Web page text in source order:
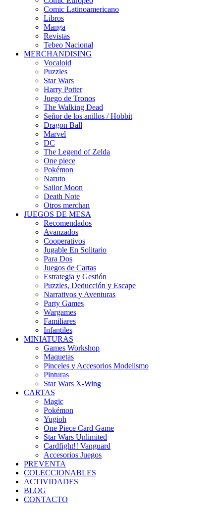
Comic Latinoamericano
Libros
Manga
Revistas
Tebeo Nacional
MERCHANDISING
Vocaloid
Puzzles
Star Wars
Harry Potter
Juego de Tronos
The Walking Dead
Señor de los anillos / Hobbit
Dragon Ball
Marvel
DC
The Legend of Zelda
One piece
Pokémon
Naruto
Sailor Moon
Death Note
Otros merchan
JUEGOS DE MESA
Recomendados
Avanzados
Cooperativos
Jugable En Solitario
Para Dos
Juegos de Cartas
Estrategia y Gestión
Puzzles, Deducción y Escape
Narrativos y Aventuras
Party Games
Wargames
Familiares
Infantiles
MINIATURAS
Games Workshop
Maquetas
Pinceles y Accesorios Modelismo
Pinturas
Star Wars X-Wing
CARTAS
Magic
Pokémon
Yugioh
One Piece Card Game
Star Wars Unlimited
Cardfight!! Vanguard
Accesorios Juegos
PREVENTA
COLECCIONABLES
ACTIVIDADES
BLOG
CONTACTO